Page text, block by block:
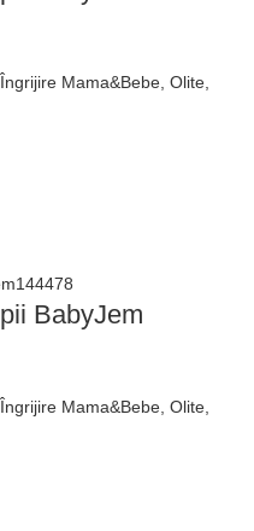
Îngrijire Mama&Bebe Olite,
BabyJem
Îngrijire Mama&Bebe, Olite,